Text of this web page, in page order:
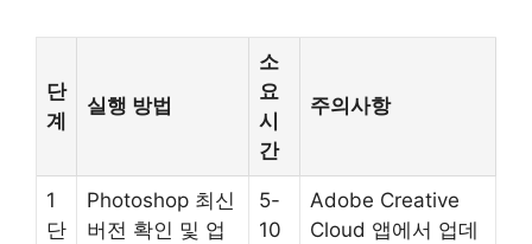
단
계
실행 방법
소
요
시
간
주의사항
1
단
Photoshop 최신
버전 확인 및 업
5-
10
Adobe Creative
Cloud 앱에서 업데